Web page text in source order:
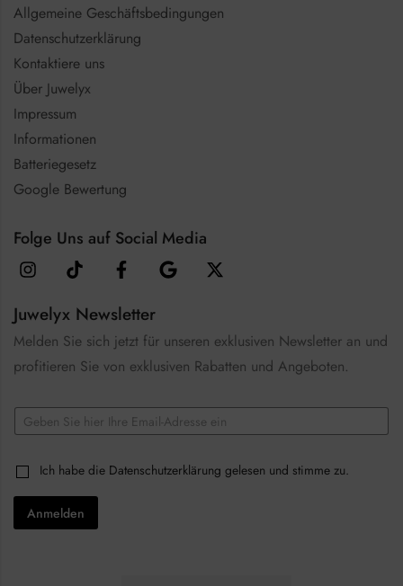
Allgemeine Geschäftsbedingungen
Datenschutzerklärung
Kontaktiere uns
Über Juwelyx
Impressum
Informationen
Batteriegesetz
Google Bewertung
Folge Uns auf Social Media
Juwelyx Newsletter
Melden Sie sich jetzt für unseren exklusiven Newsletter an und
profitieren Sie von exklusiven Rabatten und Angeboten.
E
m
lh
c
b
C
h
e
k
Ich habe die Datenschutzerklärung gelesen und stimme zu.
Anmelden